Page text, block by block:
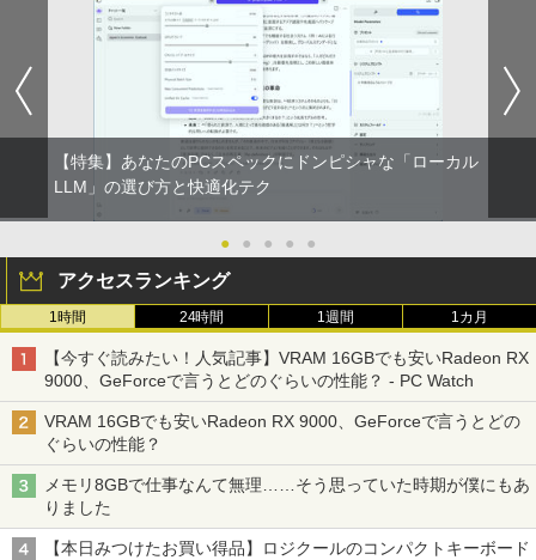
【特集】あなたのPCスペックにドンピシャな「ローカル
LLM」の選び方と快適化テク
● ● ● ● ●
アクセスランキング
1時間 24時間 1週間 1カ月
【今すぐ読みたい！人気記事】VRAM 16GBでも安いRadeon RX
9000、GeForceで言うとどのぐらいの性能？ - PC Watch
VRAM 16GBでも安いRadeon RX 9000、GeForceで言うとどの
ぐらいの性能？
メモリ8GBで仕事なんて無理……そう思っていた時期が僕にもあ
りました
【本日みつけたお買い得品】ロジクールのコンパクトキーボード